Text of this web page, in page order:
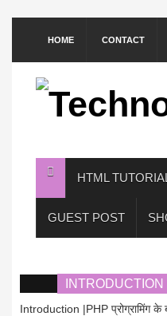
HOME CONTACT
HTML
GUEST POST
Introduction |PHP प्रोग्रामिंग के